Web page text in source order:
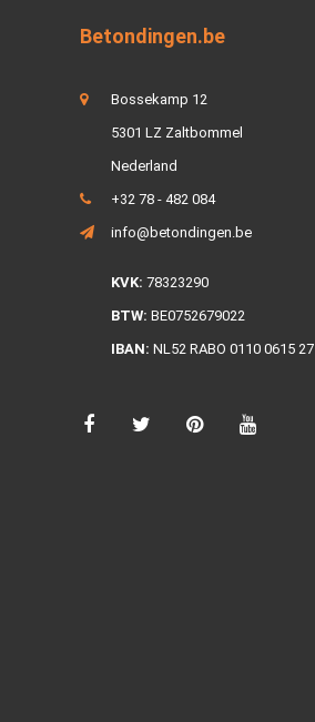
Betondingen.be
Bossekamp 12
5301 LZ Zaltbommel
Nederland
+32 78 - 482 084
info@betondingen.be
KVK: 78323290
BTW: BE0752679022
IBAN: NL52 RABO 0110 0615 27